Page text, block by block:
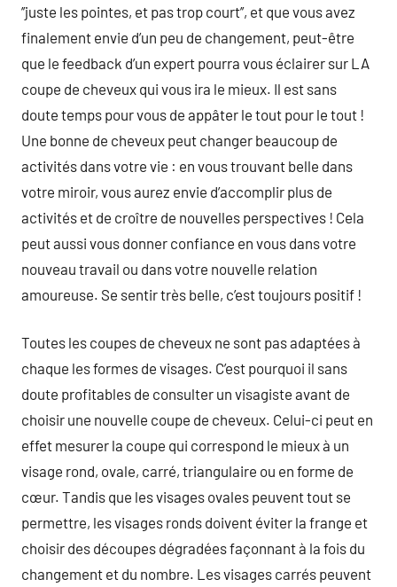
’’juste les pointes, et pas trop court’’, et que vous avez
finalement envie d’un peu de changement, peut-être
que le feedback d’un expert pourra vous éclairer sur LA
coupe de cheveux qui vous ira le mieux. Il est sans
doute temps pour vous de appâter le tout pour le tout !
Une bonne de cheveux peut changer beaucoup de
activités dans votre vie : en vous trouvant belle dans
votre miroir, vous aurez envie d’accomplir plus de
activités et de croître de nouvelles perspectives ! Cela
peut aussi vous donner confiance en vous dans votre
nouveau travail ou dans votre nouvelle relation
amoureuse. Se sentir très belle, c’est toujours positif !
Toutes les coupes de cheveux ne sont pas adaptées à
chaque les formes de visages. C’est pourquoi il sans
doute profitables de consulter un visagiste avant de
choisir une nouvelle coupe de cheveux. Celui-ci peut en
effet mesurer la coupe qui correspond le mieux à un
visage rond, ovale, carré, triangulaire ou en forme de
cœur. Tandis que les visages ovales peuvent tout se
permettre, les visages ronds doivent éviter la frange et
choisir des découpes dégradées façonnant à la fois du
changement et du nombre. Les visages carrés peuvent